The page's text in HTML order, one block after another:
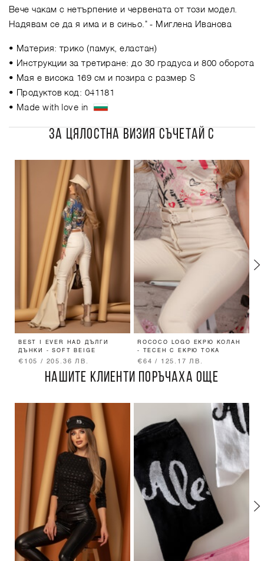
Вече чакам с нетърпение и червената от този модел.
Надявам се да я има и в синьо."- Миглена Иванова
• Материя: трико (памук, еластан)
• Инструкции за третиране: до 30 градуса и 800 оборота
• Мая е висока 169 см и позира с размер S
• Продуктов код: 041181
• Made with love in
ЗА ЦЯЛОСТНА ВИЗИЯ СЪЧЕТАЙ С
BEST I EVER HAD ДЪЛГИ
ДЪНКИ - SOFT BEIGE
€105 / 205.36 ЛВ.
ROCOCO LOGO ЕКРЮ КОЛАН
- ТЕСЕН С ЕКРЮ ТОКА
€64 / 125.17 ЛВ.
НАШИТЕ КЛИЕНТИ ПОРЪЧАХА ОЩЕ